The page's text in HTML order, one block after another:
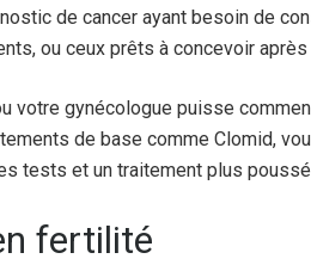
de cancer ayant besoin de
ou ceux prêts à concevoir
votre gynécologue puisse
de base comme Clomid,
tests et un traitement plus
fertilité